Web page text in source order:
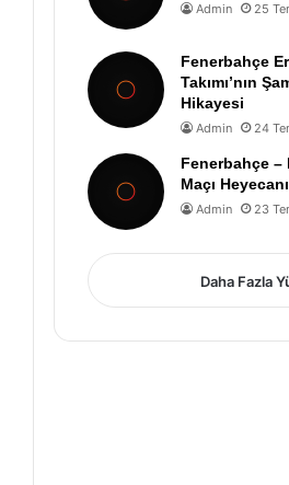
Admin 25
Fenerbahçe
Takımı’nın
Hikayesi
Admin 24
Fenerbahçe –
Maçı Heyecanı
Admin 23
Daha Fazla